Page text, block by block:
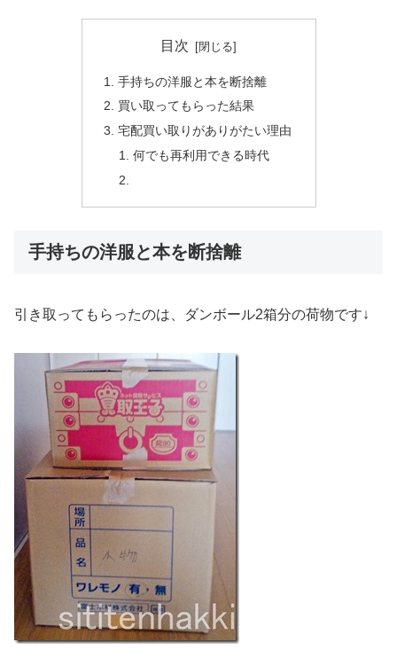
目次
手持ちの洋服と本を断捨離
買い取ってもらった結果
宅配買い取りがありがたい理由
何でも再利用できる時代
手持ちの洋服と本を断捨離
引き取ってもらったのは、ダンボール2箱分の荷物です↓